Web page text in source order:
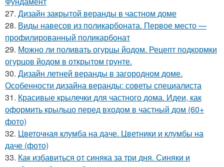
27. Дизайн закрытой веранды в частном доме
28. Виды навесов из поликарбоната. Первое место —
профилированный поликарбонат
29. Можно ли поливать огурцы йодом. Рецепт подкормки
огурцов йодом в открытом грунте.
30. Дизайн летней веранды в загородном доме.
Особенности дизайна веранды: советы специалиста
31. Красивые крылечки для частного дома. Идеи, как
оформить крыльцо перед входом в частный дом (60+
фото)
32. Цветочная клумба на даче. Цветники и клумбы на
даче (фото)
33. Как избавиться от синяка за три дня. Синяки и